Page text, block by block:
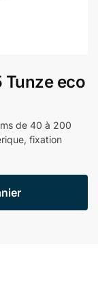
Tunze eco
de 40 à 200
fixation